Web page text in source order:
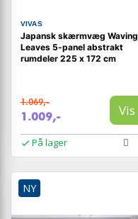
VIVAS
Japansk skærmvæg Waving
Leaves 5-panel abstrakt
rumdeler 225 x 172 cm
1.069,-
1.009,- Vis
På lager
NY